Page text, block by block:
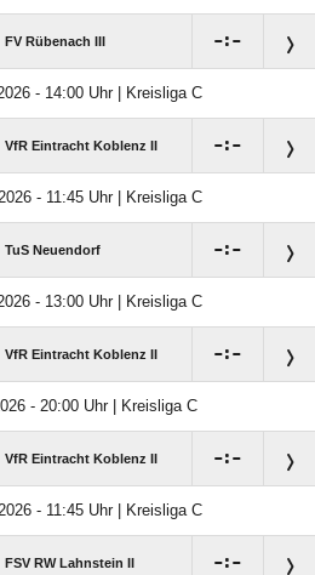
FV Rübenach III :
- 14:00 Uhr | Kreisliga C
VfR Eintracht Koblenz II :
- 11:45 Uhr | Kreisliga C
TuS Neuendorf :
- 13:00 Uhr | Kreisliga C
VfR Eintracht Koblenz II :
- 20:00 Uhr | Kreisliga C
VfR Eintracht Koblenz II :
- 11:45 Uhr | Kreisliga C
FSV RW Lahnstein II :